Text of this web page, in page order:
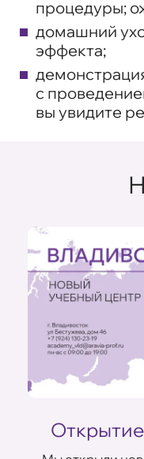
процедуры;
домашний
эффекта;
с
вы увидите